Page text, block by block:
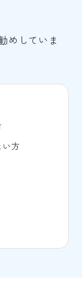
めしていま
方